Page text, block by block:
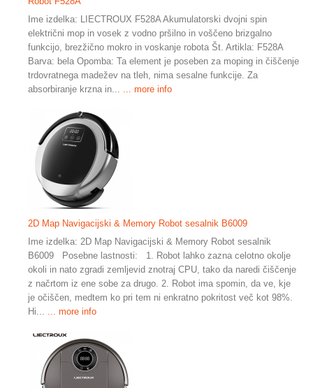
Ime izdelka: LIECTROUX F528A Akumulatorski dvojni spin
električni mop in vosek z vodno pršilno in voščeno brizgalno
funkcijo, brezžično mokro in voskanje robota Št. Artikla: F528A
Barva: bela Opomba: Ta element je poseben za moping in čiščenje
trdovratnega madežev na tleh, nima sesalne funkcije. Za
absorbiranje krzna in...
... more info
2D Map Navigacijski & Memory Robot sesalnik B6009
Ime izdelka: 2D Map Navigacijski & Memory Robot sesalnik
B6009 Posebne lastnosti: 1. Robot lahko zazna celotno okolje
okoli in nato zgradi zemljevid znotraj CPU, tako da naredi čiščenje
z načrtom iz ene sobe za drugo. 2. Robot ima spomin, da ve, kje
je očiščen, medtem ko pri tem ni enkratno pokritost več kot 98%.
Hi...
... more info